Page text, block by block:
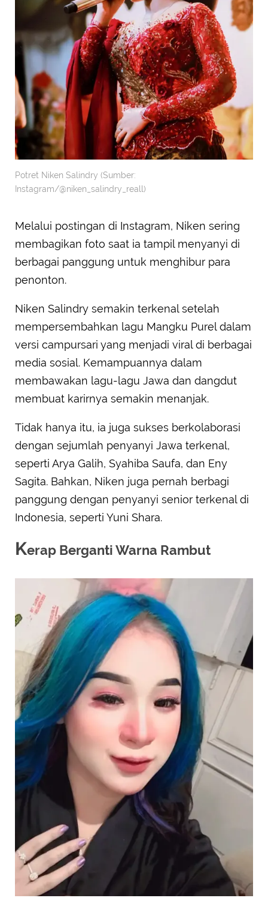
Potret Niken Salindry (Sumber:
Instagram/@niken_salindry_reall)
Melalui postingan di Instagram, Niken sering
membagikan foto saat ia tampil menyanyi di
berbagai panggung untuk menghibur para
penonton.
Niken Salindry semakin terkenal setelah
mempersembahkan lagu Mangku Purel dalam
versi campursari yang menjadi viral di berbagai
media sosial. Kemampuannya dalam
membawakan lagu-lagu Jawa dan dangdut
membuat karirnya semakin menanjak.
Tidak hanya itu, ia juga sukses berkolaborasi
dengan sejumlah penyanyi Jawa terkenal,
seperti Arya Galih, Syahiba Saufa, dan Eny
Sagita. Bahkan, Niken juga pernah berbagi
panggung dengan penyanyi senior terkenal di
Indonesia, seperti Yuni Shara.
Kerap Berganti Warna Rambut